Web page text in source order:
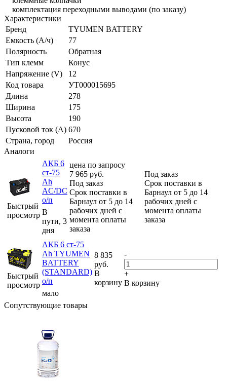
комплектация переходными выводами (по заказу)
Характеристики
Бренд
TYUMEN BATTERY
Емкость (А/ч)
77
Полярность
Обратная
Тип клемм
Конус
Напряжение (V)
12
Код товара
УТ000015695
Длина
278
Ширина
175
Высота
190
Пусковой ток (А) 670
Страна, город
Россия
Аналоги
Быстрый
просмотр
АКБ 6
ст-75
Ah
AC/DC
о/п
В
пути, 3
дня
цена по запросу
7 965 руб.
Под заказ
Срок поставки в
Барнаул от 5 до 14
рабочих дней с
момента оплаты
заказа
Под заказ
Срок поставки в
Барнаул от 5 до 14
рабочих дней с
момента оплаты
заказа
Быстрый
просмотр
АКБ 6 ст-75
Аh TYUMEN
BATTERY
(STANDARD)
о/п
мало
8 835
руб.
В
корзину
-
+
В корзину
Сопутствующие товары